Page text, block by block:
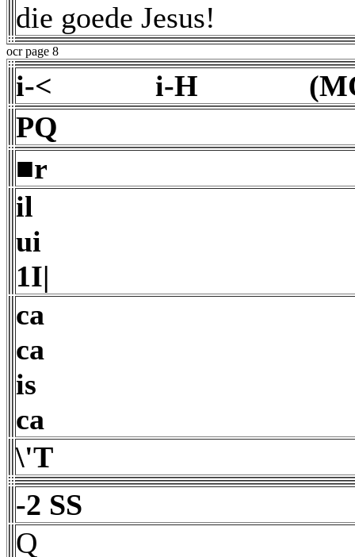
die goede Jesus!
ocr page 8
i-< i-H
PQ
■r
il
ui
1I|
ca
ca
is
ca
\'T
-2 SS
Q